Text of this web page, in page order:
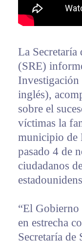
La Secretaría
(SRE)
Investigación
inglés),
sobre el
víctimas la
municipio de
pasado 4 de
ciudadanos
“El
en estrecha
Secretaría de